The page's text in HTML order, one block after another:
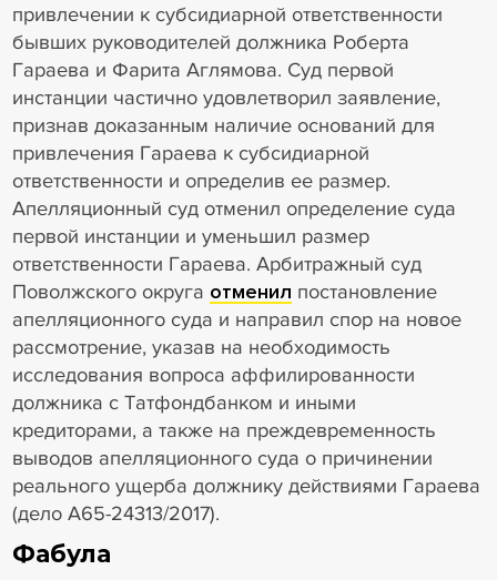
привлечении к субсидиарной ответственности
бывших руководителей должника Роберта
Гараева и Фарита Аглямова. Суд первой
инстанции частично удовлетворил заявление,
признав доказанным наличие оснований для
привлечения Гараева к субсидиарной
ответственности и определив ее размер.
Апелляционный суд отменил определение суда
первой инстанции и уменьшил размер
ответственности Гараева. Арбитражный суд
Поволжского округа отменил постановление
апелляционного суда и направил спор на новое
рассмотрение, указав на необходимость
исследования вопроса аффилированности
должника с Татфондбанком и иными
кредиторами, а также на преждевременность
выводов апелляционного суда о причинении
реального ущерба должнику действиями Гараева
(дело А65-24313/2017).
Фабула